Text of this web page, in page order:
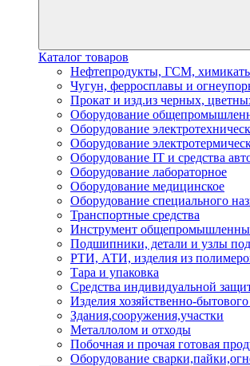
Каталог товаров
Нефтепродукты, ГСМ,
Чугун, ферросплавы и
Прокат и изд.из черных,
Оборудование
Оборудование
Оборудование
Оборудование IT и средства
Оборудование лабораторное
Оборудование медицинское
Оборудование специального
Транспортные средства
Инструмент
Подшипники, детали и узлы
РТИ, АТИ, изделия из
Тара и упаковка
Средства индивидуальной
Изделия хозяйственно-
Здания,сооружения,участки
Металлолом и отходы
Побочная и прочая готовая
Оборудование